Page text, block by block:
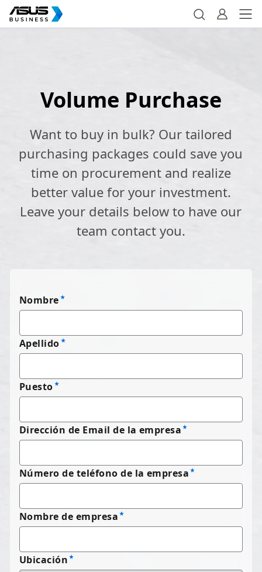
Volume Purchase
Want to buy in bulk? Our tailored
purchasing packages could save you
time on procurement and realize
better value for your investment.
Leave your details below to have our
team contact you.
Nombre
Apellido
Puesto
Dirección de Email de la empresa
Número de teléfono de la empresa
Nombre de empresa
Ubicación